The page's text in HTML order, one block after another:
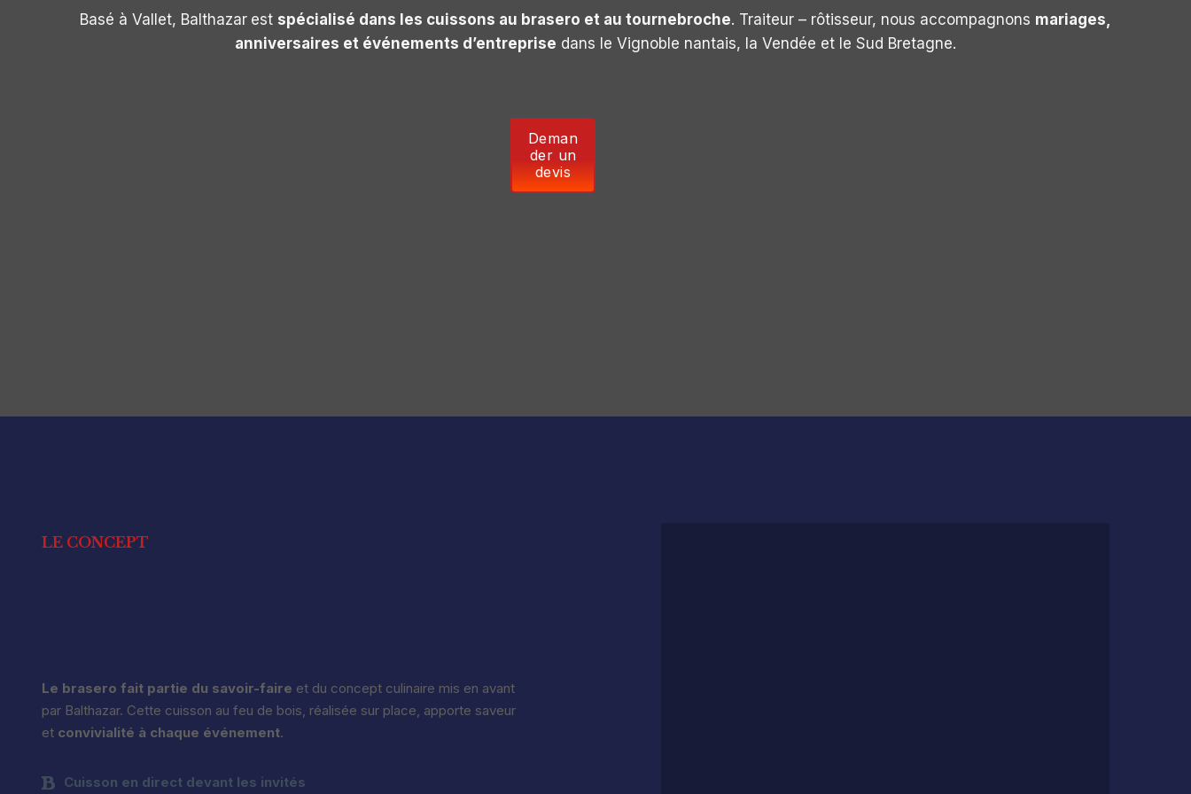
Basé à Vallet, Balthazar est spécialisé dans les cuissons au brasero et au tournebroche. Traiteur – rôtisseur, nous accompagnons mariages,
anniversaires et événements d’entreprise dans le Vignoble nantais, la Vendée et le Sud Bretagne.
Deman
der un
devis
LE CONCEPT
Le brasero fait partie du savoir-faire et du concept culinaire mis en avant
par Balthazar. Cette cuisson au feu de bois, réalisée sur place, apporte saveur
et convivialité à chaque événement.
Cuisson en direct devant les invités